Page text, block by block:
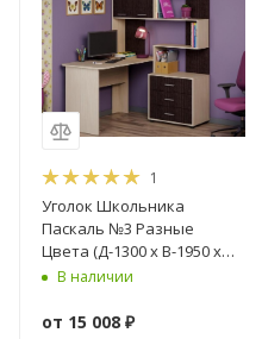
1
Уголок Школьника
Паскаль №3 Разные
Цвета (Д-1300 х В-1950 х
Г-1300 мм)
В наличии
от 15 008 ₽